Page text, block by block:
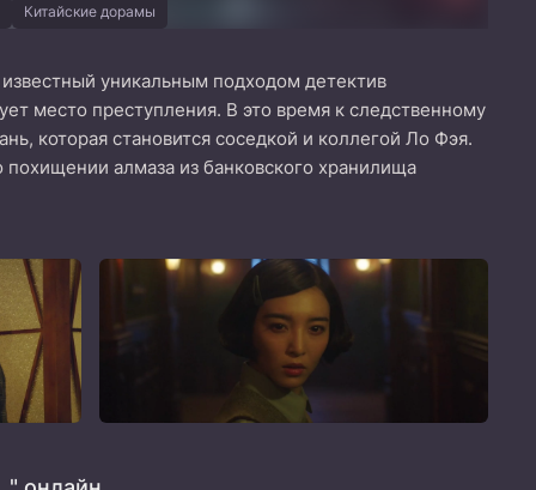
Китайские дорамы
уникальным подходом детектив
место преступления. В это время к следственному
которая становится соседкой и коллегой Ло Фэя.
похищении алмаза из банковского хранилища